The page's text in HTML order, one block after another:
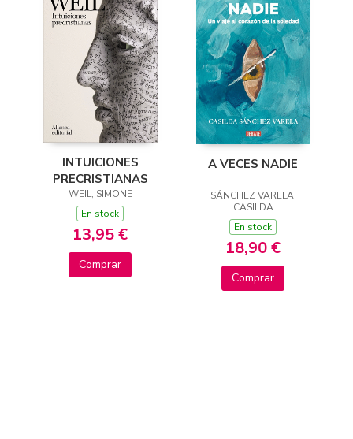
INTUICIONES
PRECRISTIANAS
WEIL, SIMONE
En stock
13,95 €
Comprar
A VECES NADIE
SÁNCHEZ VARELA,
CASILDA
En stock
18,90 €
Comprar